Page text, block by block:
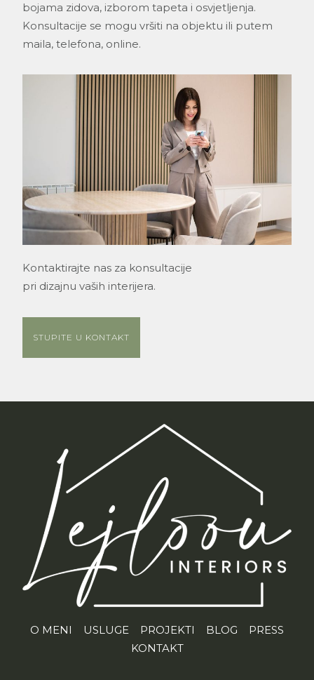
bojama zidova, izborom tapeta i osvjetljenja.
Konsultacije se mogu vršiti na objektu ili putem
maila, telefona, online.
Kontaktirajte nas za konsultacije
pri dizajnu vaših interijera.
STUPITE U KONTAKT
O MENI USLUGE PROJEKTI BLOG
PRESS
KONTAKT